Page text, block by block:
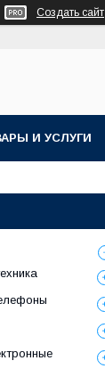
Создать сайт
И УСЛУГИ